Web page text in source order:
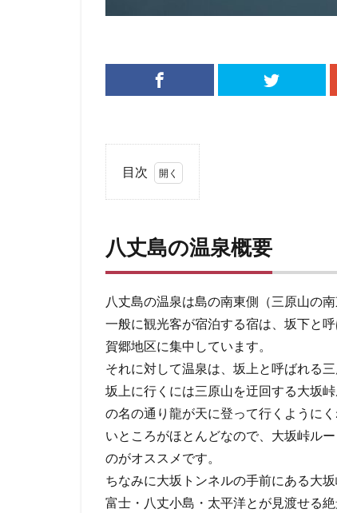
目次
島
の
温
泉
概
要
は
ら
し
の
湯
八丈島の温泉概要
八丈島の温泉は島の南東側（三原山の
一般に観光客が宿泊する宿は、坂下と
賀郷地区に集中しています。
それに対して温泉は、坂上と呼ばれる
坂上に行くには三原山を迂回する大坂
の名の通り龍が天に登って行くように
いところがほとんどなので、大坂峠ル
のがオススメです。
ちなみに大坂トンネルの手前にある大
富士・八丈小島・太平洋とが見渡せる絶